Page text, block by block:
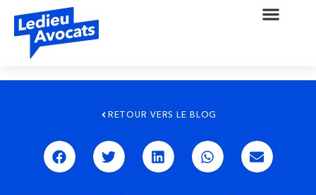
RETOUR VERS LE BLOG